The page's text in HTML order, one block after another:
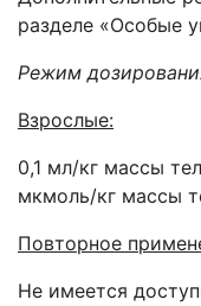
разделе «Особые
Режим
Взрослые:
0,1 мл/кг массы
мкмоль/кг массы
Повторное
Не имеется